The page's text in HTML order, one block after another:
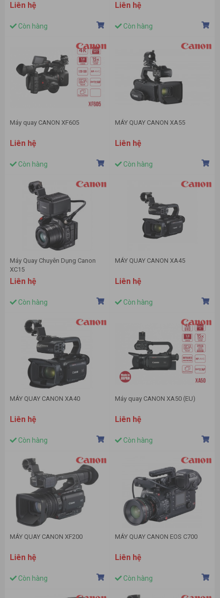
Liên hệ
Còn hàng
Liên hệ
Còn hàng
Máy quay CANON XF605
Liên hệ
Còn hàng
MÁY QUAY CANON XA55
Liên hệ
Còn hàng
Máy Quay Chuyên Dụng Canon
XC15
Liên hệ
Còn hàng
MÁY QUAY CANON XA45
Liên hệ
Còn hàng
MÁY QUAY CANON XA40
Liên hệ
Còn hàng
Máy quay CANON XA50 (EU)
Liên hệ
Còn hàng
MÁY QUAY CANON XF200
Liên hệ
Còn hàng
MÁY QUAY CANON EOS C700
Liên hệ
Còn hàng